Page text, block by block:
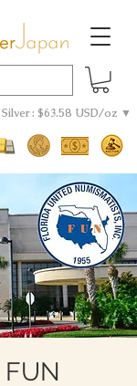
Silver : $63.58 USD/oz ▼